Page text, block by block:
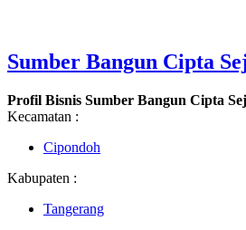
Sumber Bangun Cipta
Profil Bisnis Sumber Bangun Cipta
Kecamatan :
Cipondoh
Kabupaten :
Tangerang